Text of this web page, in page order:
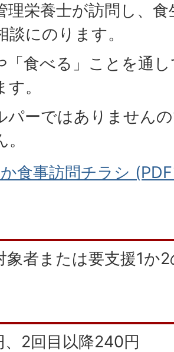
理栄養士が訪問し、
談にのります。
「食べる」ことを通
。
パーではありません
食事訪問チラシ
象者または要支援1か
2回目以降240円